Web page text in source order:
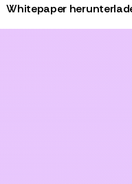
Whitepaper